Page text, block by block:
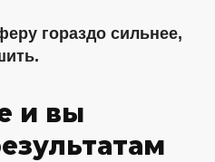
гораздо сильнее,
и вы